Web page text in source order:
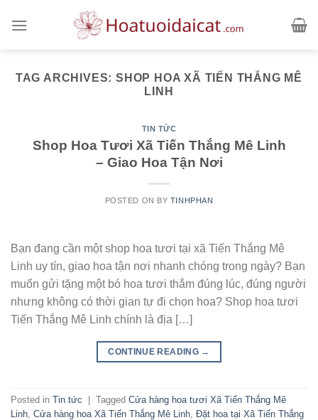
TAG ARCHIVES:SHOP HOA XÃ TIẾN THẮNG MÊ
LINH
TIN TỨC
Shop Hoa Tươi Xã Tiến Thắng Mê Linh
– Giao Hoa Tận Nơi
POSTED ON BY TINHPHAN
Bạn đang cần một shop hoa tươi tại xã Tiến Thắng Mê
Linh uy tín, giao hoa tận nơi nhanh chóng trong ngày? Bạn
muốn gửi tặng một bó hoa tươi thắm đúng lúc, đúng người
nhưng không có thời gian tự đi chọn hoa? Shop hoa tươi
Tiến Thắng Mê Linh chính là địa […]
CONTINUE READING →
Posted in Tin tức Tagged Cửa hàng hoa tươi Xã Tiến Thắng Mê
Linh Cửa hàng hoa Xã Tiến Thắng Mê Linh Đặt hoa tại Xã Tiến Thắng